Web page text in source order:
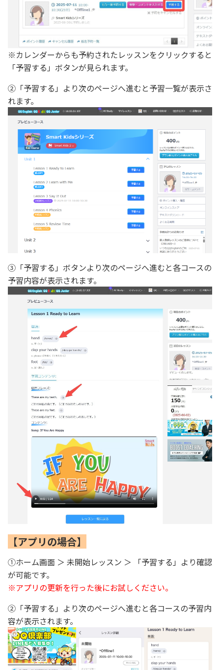
※カレンダーからも予約されたレッスンをクリックすると
「予習する」ボタンが見られます。
②「予習する」より次のページへ進むと予習一覧が表示さ
れます。
③「予習する」ボタンより次のページへ進むと各コースの
予習内容が表示されます。
【アプリの場合】
①ホーム画面 ＞ 未開始レッスン ＞ 「予習する」より確認
が可能です。
※アプリの更新を行った後にお試しください。
②「予習する」より次のページへ進むと各コースの予習内
容が表示されます。